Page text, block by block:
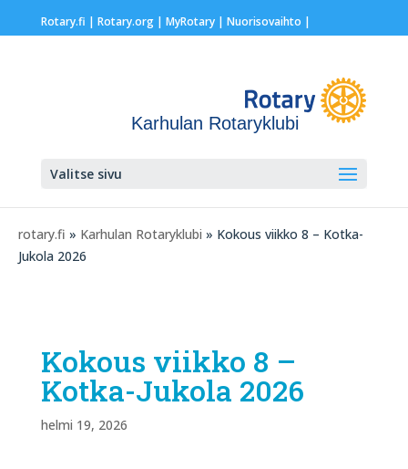
Rotary.fi | Rotary.org| MyRotary | Nuorisovaihto |
Karhulan Rotaryklubi
Valitse sivu
rotary.fi » Karhulan Rotaryklubi » Kokous viikko 8 – Kotka-
Jukola 2026
Kokous viikko 8 –
Kotka-Jukola 2026
helmi 19, 2026